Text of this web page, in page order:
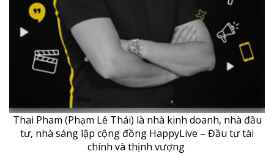
Thai Pham (Phạm Lê Thái) là nhà kinh doanh, nhà đầu
tư, nhà sáng lập cộng đồng HappyLive – Đầu tư tài
chính và thịnh vượng